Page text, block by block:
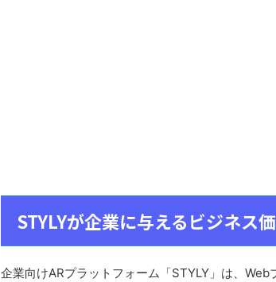
STYLYが企業に与えるビジネス
企業向けARプラットフォーム「STYLY」は、Web